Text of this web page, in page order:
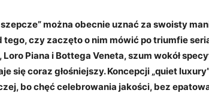
można obecnie uznać za swoisty
czy zaczęto o nim mówić po triumfie
Loro Piana i Bottega Veneta, szum wokół
się coraz głośniejszy. Koncepcji „quiet
bo chęć celebrowania jakości, bez